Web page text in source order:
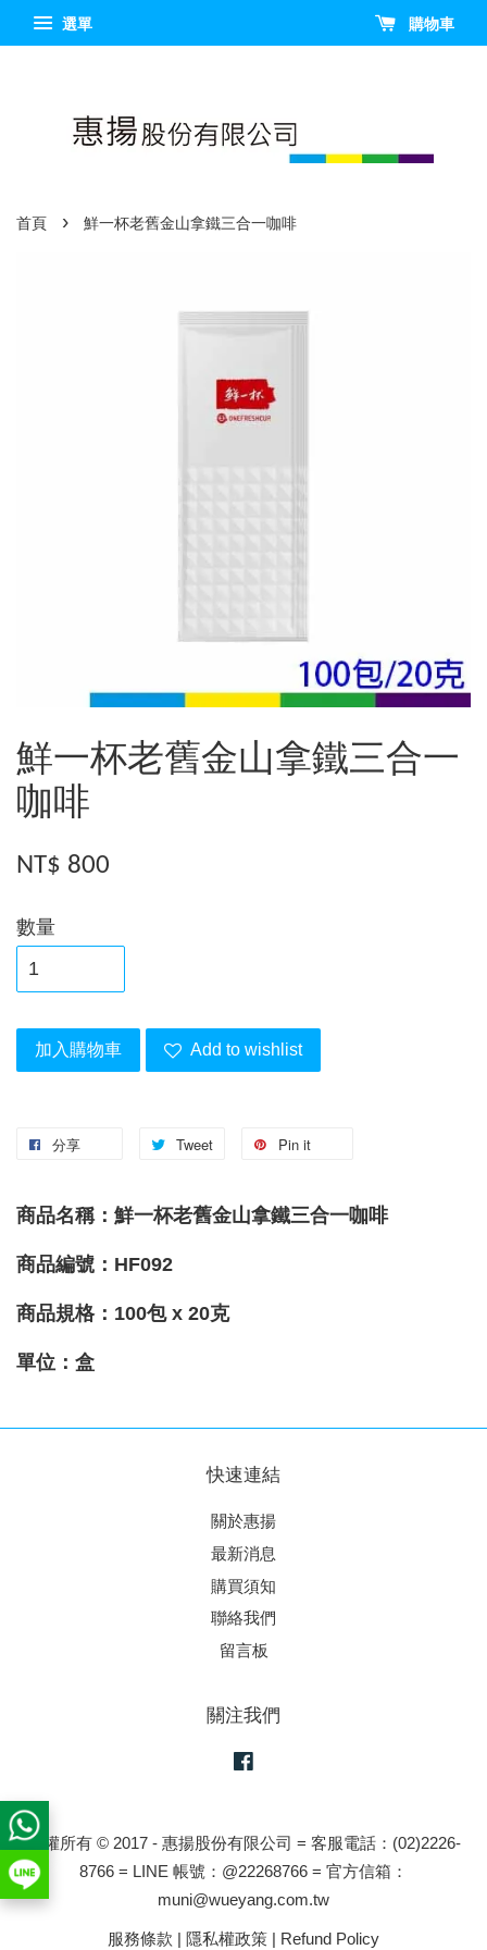
選單 購物車
首頁 › 鮮一杯老舊金山拿鐵三合一咖啡
鮮一杯老舊金山拿鐵三合一
咖啡
NT$ 800
數量
加入購物車 Add to wishlist
分享 Tweet Pin it
商品名稱：鮮一杯老舊金山拿鐵三合一咖啡
商品編號：HF092
商品規格：100包 x 20克
單位：盒
快速連結
關於惠揚
最新消息
購買須知
聯絡我們
留言板
關注我們
版權所有 © 2017 - 惠揚股份有限公司 = 客服電話：(02)2226-
8766 = LINE 帳號：@22268766 = 官方信箱：
muni@wueyang.com.tw
服務條款 | 隱私權政策 | Refund Policy